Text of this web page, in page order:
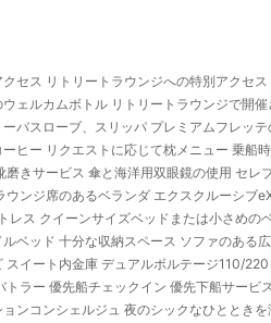
セス リトリートラウンジへの特別アクセス
ェルカムボトル リトリートラウンジで開催
バスローブ、スリッパ プレミアムフレッ
ヒー リクエストに応じて枕メニュー 乗船
きサービス 傘と海洋用双眼鏡の使用 セレ
ンジ席のあるベランダ エクスクルーシブ
ス クイーンサイズベッドまたは小さめの
ベッド 十分な収納スペース ソファのある
イート内金庫 デュアルボルテージ110/220
ラー 優先船チェックイン 優先下船サービ
ンコンシェルジュ 夜のシックなひとときを